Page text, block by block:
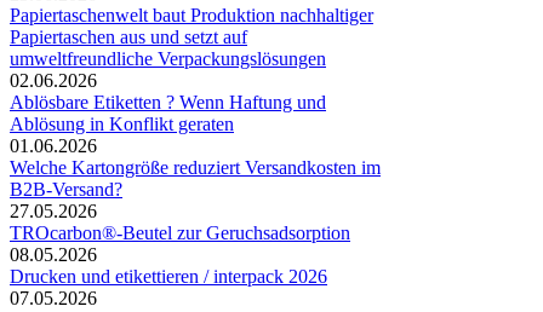
Papiertaschenwelt baut Produktion nachhaltiger
Papiertaschen aus und setzt auf
umweltfreundliche Verpackungslösungen
02.06.2026
Ablösbare Etiketten ? Wenn Haftung und
Ablösung in Konflikt geraten
01.06.2026
Welche Kartongröße reduziert Versandkosten im
B2B-Versand?
27.05.2026
TROcarbon®-Beutel zur Geruchsadsorption
08.05.2026
Drucken und etikettieren / interpack 2026
07.05.2026